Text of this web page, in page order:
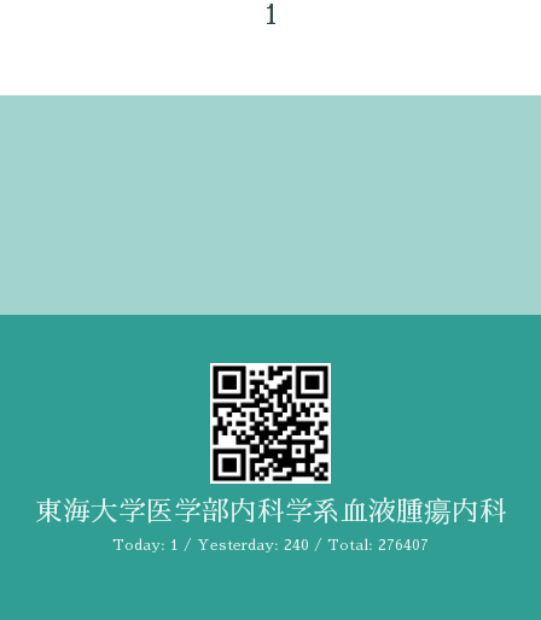
1
東海大学医学部内科学系血液腫瘍内科
Today: 1 / Yesterday: 240 / Total: 276407